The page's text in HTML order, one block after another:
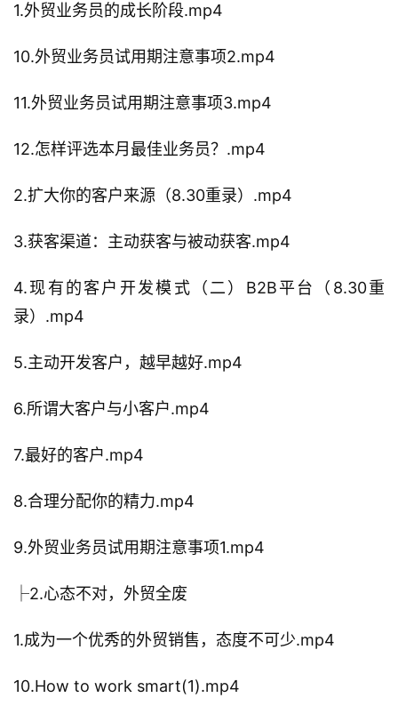
1.外贸业务员的成长阶段.mp4
10.外贸业务员试用期注意事项2.mp4
11.外贸业务员试用期注意事项3.mp4
12.怎样评选本月最佳业务员？.mp4
2.扩大你的客户来源（8.30重录）.mp4
3.获客渠道：主动获客与被动获客.mp4
4.现有的客户开发模式（二）B2B平台（8.30重
录）.mp4
5.主动开发客户，越早越好.mp4
6.所谓大客户与小客户.mp4
7.最好的客户.mp4
8.合理分配你的精力.mp4
9.外贸业务员试用期注意事项1.mp4
├2.心态不对，外贸全废
1.成为一个优秀的外贸销售，态度不可少.mp4
10.How to work smart(1).mp4